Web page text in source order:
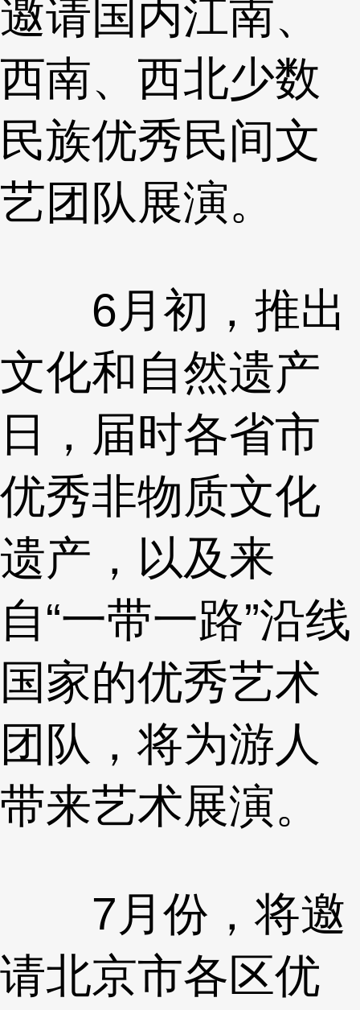
邀请国内江南、
西南、西北少数
民族优秀民间文
艺团队展演。
6月初，推出
文化和自然遗产
日，届时各省市
优秀非物质文化
遗产，以及来
自“一带一路”沿线
国家的优秀艺术
团队，将为游人
带来艺术展演。
7月份，将邀
请北京市各区优